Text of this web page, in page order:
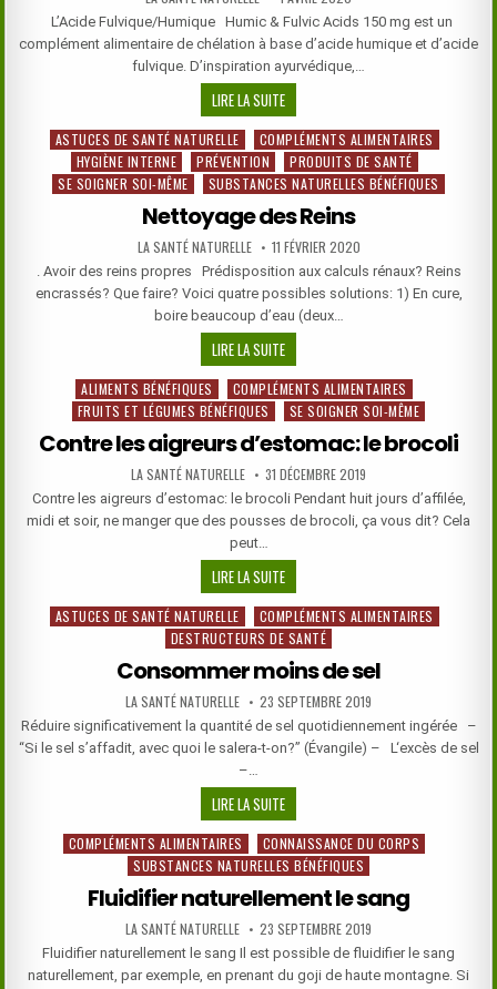
DATE:
L’Acide Fulvique/Humique Humic & Fulvic Acids 150 mg est un
complément alimentaire de chélation à base d’acide humique et d’acide
fulvique. D’inspiration ayurvédique,…
LIRE LA SUITEL’ACIDE
FULVIQUE/HUMIQUE
Posted
ASTUCES DE SANTÉ NATURELLE
COMPLÉMENTS ALIMENTAIRES
HYGIÈNE INTERNE
PRÉVENTION
PRODUITS DE SANTÉ
SE SOIGNER SOI-MÊME
SUBSTANCES NATURELLES BÉNÉFIQUES
Nettoyage des Reins
AUTHOR:
LA SANTÉ NATURELLE PUBLISHED
DATE:
11 FÉVRIER 2020
. Avoir des reins propres Prédisposition aux calculs rénaux? Reins
encrassés? Que faire? Voici quatre possibles solutions: 1) En cure,
boire beaucoup d’eau (deux…
LIRE LA SUITENETTOYAGE
DES
REINS
Posted
in
ALIMENTS BÉNÉFIQUES
COMPLÉMENTS ALIMENTAIRES
FRUITS ET LÉGUMES BÉNÉFIQUES
SE SOIGNER SOI-MÊME
Contre les aigreurs d’estomac: le brocoli
AUTHOR:
LA SANTÉ NATURELLE PUBLISHED
DATE:
31 DÉCEMBRE 2019
Contre les aigreurs d’estomac: le brocoli Pendant huit jours d’affilée,
midi et soir, ne manger que des pousses de brocoli, ça vous dit? Cela
peut…
LIRE LA SUITECONTRE
LES
AIGREURS
D’ESTOMAC:
LE
BROCOLI
Posted
ASTUCES DE SANTÉ NATURELLE
COMPLÉMENTS ALIMENTAIRES
DESTRUCTEURS DE SANTÉ
Consommer moins de sel
AUTHOR:
LA SANTÉ NATURELLE PUBLISHED
DATE:
23 SEPTEMBRE 2019
Réduire significativement la quantité de sel quotidiennement ingérée –
“Si le sel s’affadit, avec quoi le salera-t-on?” (Évangile) – L‘excès de sel
–…
LIRE LA SUITECONSOMMER
MOINS
DE
SEL
Posted
COMPLÉMENTS ALIMENTAIRES
CONNAISSANCE DU CORPS
SUBSTANCES NATURELLES BÉNÉFIQUES
Fluidifier naturellement le sang
AUTHOR:
LA SANTÉ NATURELLE PUBLISHED
DATE:
23 SEPTEMBRE 2019
Fluidifier naturellement le sang Il est possible de fluidifier le sang
naturellement, par exemple, en prenant du goji de haute montagne. Si